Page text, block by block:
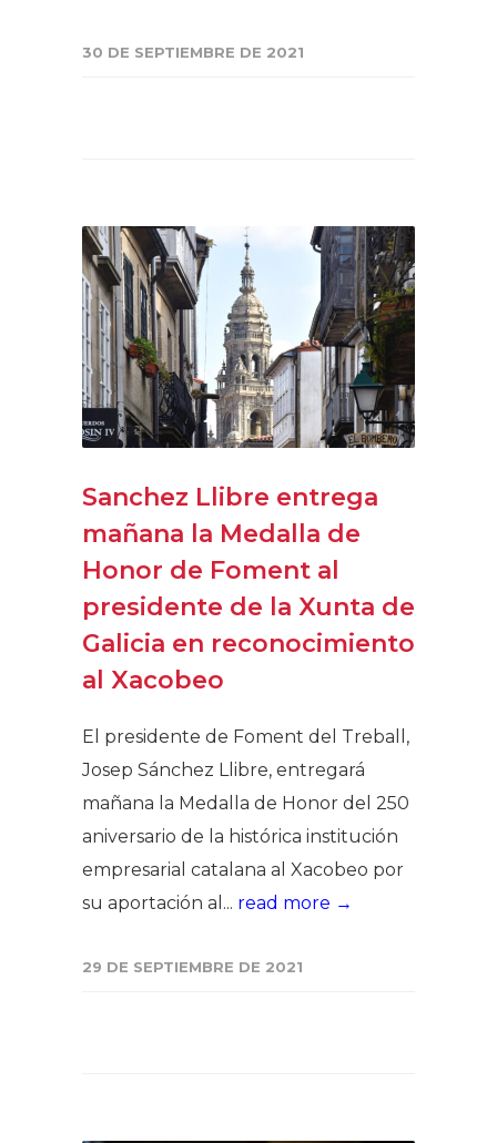
30 DE SEPTIEMBRE DE 2021
Sanchez Llibre entrega
mañana la Medalla de
Honor de Foment al
presidente de la Xunta de
Galicia en reconocimiento
al Xacobeo
El presidente de Foment del Treball,
Josep Sánchez Llibre, entregará
mañana la Medalla de Honor del 250
aniversario de la histórica institución
empresarial catalana al Xacobeo por
su aportación al... read more →
29 DE SEPTIEMBRE DE 2021